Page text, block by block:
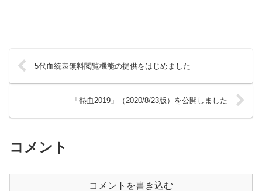
5代血統表無料閲覧機能の提供をはじめました
「熱血2019」（2020/8/23版）を公開しました
コメント
コメントを書き込む